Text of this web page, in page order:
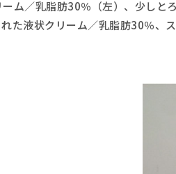
ム／乳脂肪30％（左）、少しと
た液状クリーム／乳脂肪30％、